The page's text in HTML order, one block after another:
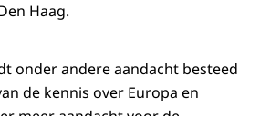
Haag.
onder andere aandacht besteed
de kennis over Europa en